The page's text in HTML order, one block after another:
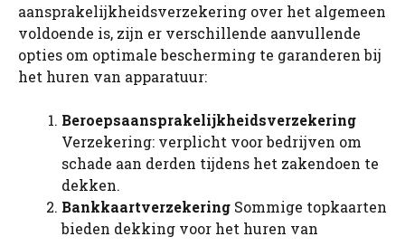
aansprakelijkheidsverzekering over het algemeen
voldoende is, zijn er verschillende aanvullende
opties om optimale bescherming te garanderen bij
het huren van apparatuur:
Beroepsaansprakelijkheidsverzekering
Verzekering: verplicht voor bedrijven om
schade aan derden tijdens het zakendoen te
dekken.
Bankkaartverzekering Sommige topkaarten
bieden dekking voor het huren van